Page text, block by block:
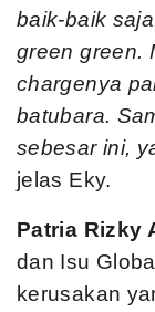
baik-baik
green green.
chargenya
batubara.
sebesar ini,
jelas Eky.
Patria Rizky
dan Isu
kerusakan